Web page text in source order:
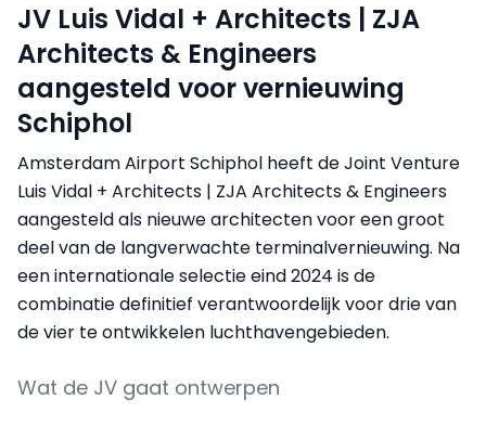
JV Luis Vidal + Architects | ZJA
Architects & Engineers
aangesteld voor vernieuwing
Schiphol
Amsterdam Airport Schiphol heeft de Joint Venture
Luis Vidal + Architects | ZJA Architects & Engineers
aangesteld als nieuwe architecten voor een groot
deel van de langverwachte terminalvernieuwing. Na
een internationale selectie eind 2024 is de
combinatie definitief verantwoordelijk voor drie van
de vier te ontwikkelen luchthavengebieden.
Wat de JV gaat ontwerpen